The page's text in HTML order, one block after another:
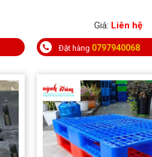
Giá: Liên hệ
Đặt hàng 0797940068